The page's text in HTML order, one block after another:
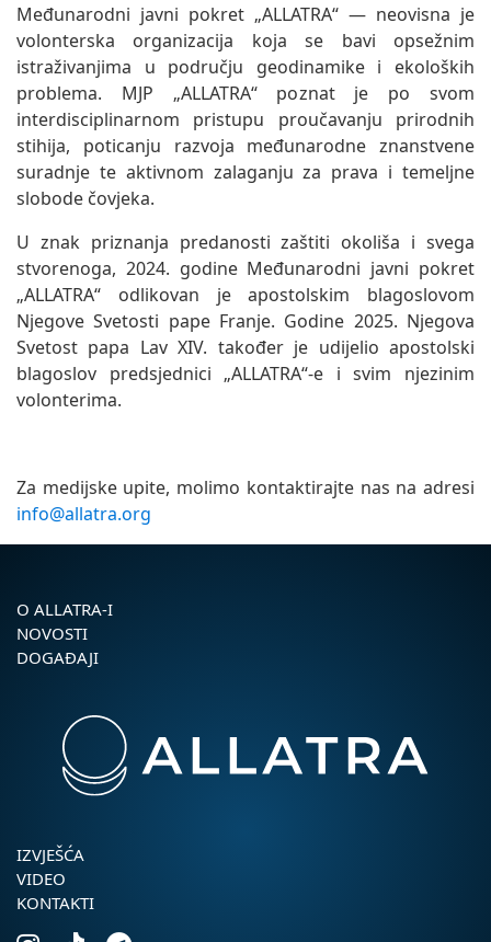
Međunarodni javni pokret „ALLATRA“ — neovisna je
volonterska organizacija koja se bavi opsežnim
istraživanjima u području geodinamike i ekoloških
problema. MJP „ALLATRA“ poznat je po svom
interdisciplinarnom pristupu proučavanju prirodnih
stihija, poticanju razvoja međunarodne znanstvene
suradnje te aktivnom zalaganju za prava i temeljne
slobode čovjeka.
U znak priznanja predanosti zaštiti okoliša i svega
stvorenoga, 2024. godine Međunarodni javni pokret
„ALLATRA“ odlikovan je apostolskim blagoslovom
Njegove Svetosti pape Franje. Godine 2025. Njegova
Svetost papa Lav XIV. također je udijelio apostolski
blagoslov predsjednici „ALLATRA“-e i svim njezinim
volonterima.
Za medijske upite, molimo kontaktirajte nas na adresi
info@allatra.org
O ALLATRA-I
NOVOSTI
DOGAĐAJI
IZVJEŠĆA
VIDEO
KONTAKTI